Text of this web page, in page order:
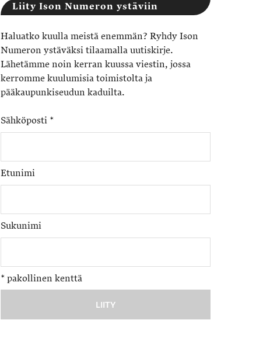
Liity Ison Numeron ystäviin
Haluatko kuulla meistä enemmän? Ryhdy Ison
Numeron ystäväksi tilaamalla uutiskirje.
Lähetämme noin kerran kuussa viestin, jossa
kerromme kuulumisia toimistolta ja
pääkaupunkiseudun kaduilta.
Sähköposti *
Etunimi
Sukunimi
* pakollinen kenttä